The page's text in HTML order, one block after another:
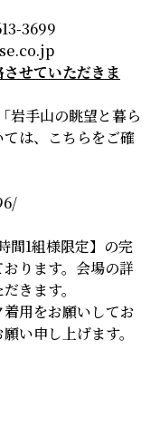
3699
せていただきま
岩手山の眺望と暮ら
は、こちらをご確
間1組様限定】の完
ります。会場の詳
きます。
用をお願いしてお
い申し上げます。